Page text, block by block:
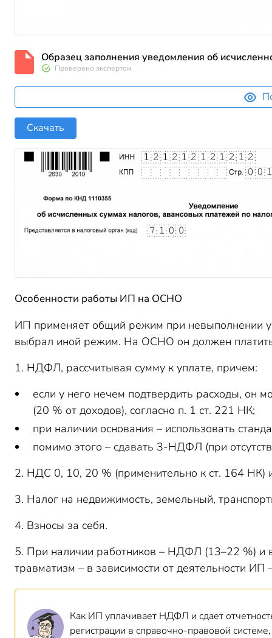
Образец заполнения уведомления об
Проверено экспертом
Скачать
Особенности работы ИП на ОСНО
ИП применяет общий режим при невыполнении
выбрал иной режим. На ОСНО он должен
1. НДФЛ, рассчитывая сумму к уплате, причем:
если у него нечем подтвердить расходы, он
(20 % от доходов), согласно п. 1 ст. 221 НК;
при наличии основания – использовать
помимо этого – сдавать 3-НДФЛ (при
2. НДС 0, 10, 20 % (применительно к ст. 164 НК)
3. Налог на недвижимость, земельный,
4. Взносы за себя.
5. При наличии работников – НДФЛ (13–22 %) и
травматизм – в зависимости от деятельности ИП
Как ИП уплачивает НДФЛ и сдает
регистрации в справочно-правовой